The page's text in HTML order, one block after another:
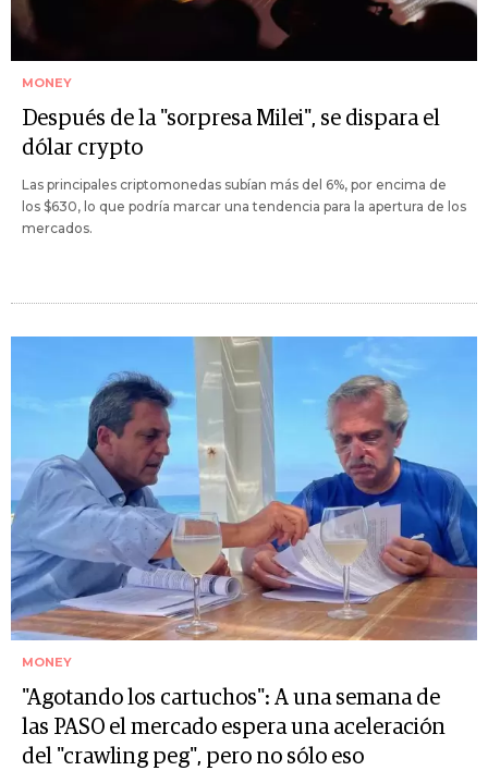
MONEY
Después de la "sorpresa Milei", se dispara el
dólar crypto
Las principales criptomonedas subían más del 6%, por encima de
los $630, lo que podría marcar una tendencia para la apertura de los
mercados.
MONEY
"Agotando los cartuchos": A una semana de
las PASO el mercado espera una aceleración
del "crawling peg", pero no sólo eso